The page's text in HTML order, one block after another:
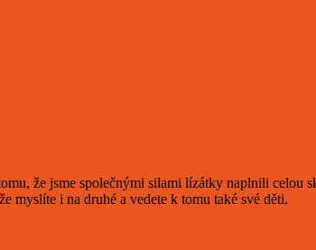
že jsme společnými silami lízátky naplnili celou
myslíte i na druhé a vedete k tomu také své děti.